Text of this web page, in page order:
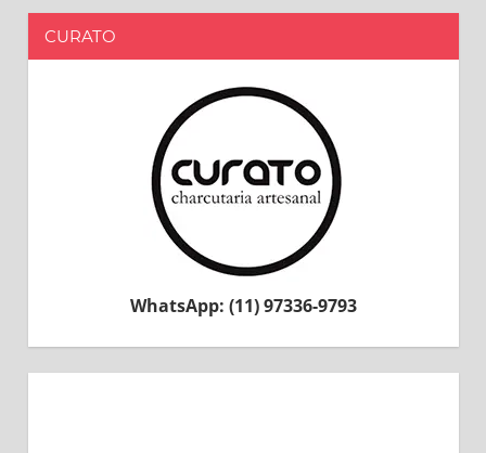
CURATO
WhatsApp: (11) 97336-9793